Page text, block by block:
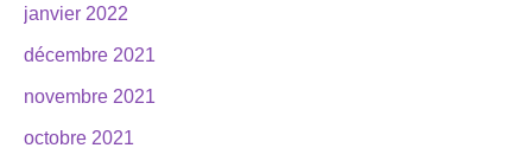
janvier 2022
décembre 2021
novembre 2021
octobre 2021